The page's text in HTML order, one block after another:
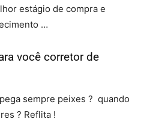
estágio de compra e
…
você corretor de
sempre peixes ? quando
? Reflita !